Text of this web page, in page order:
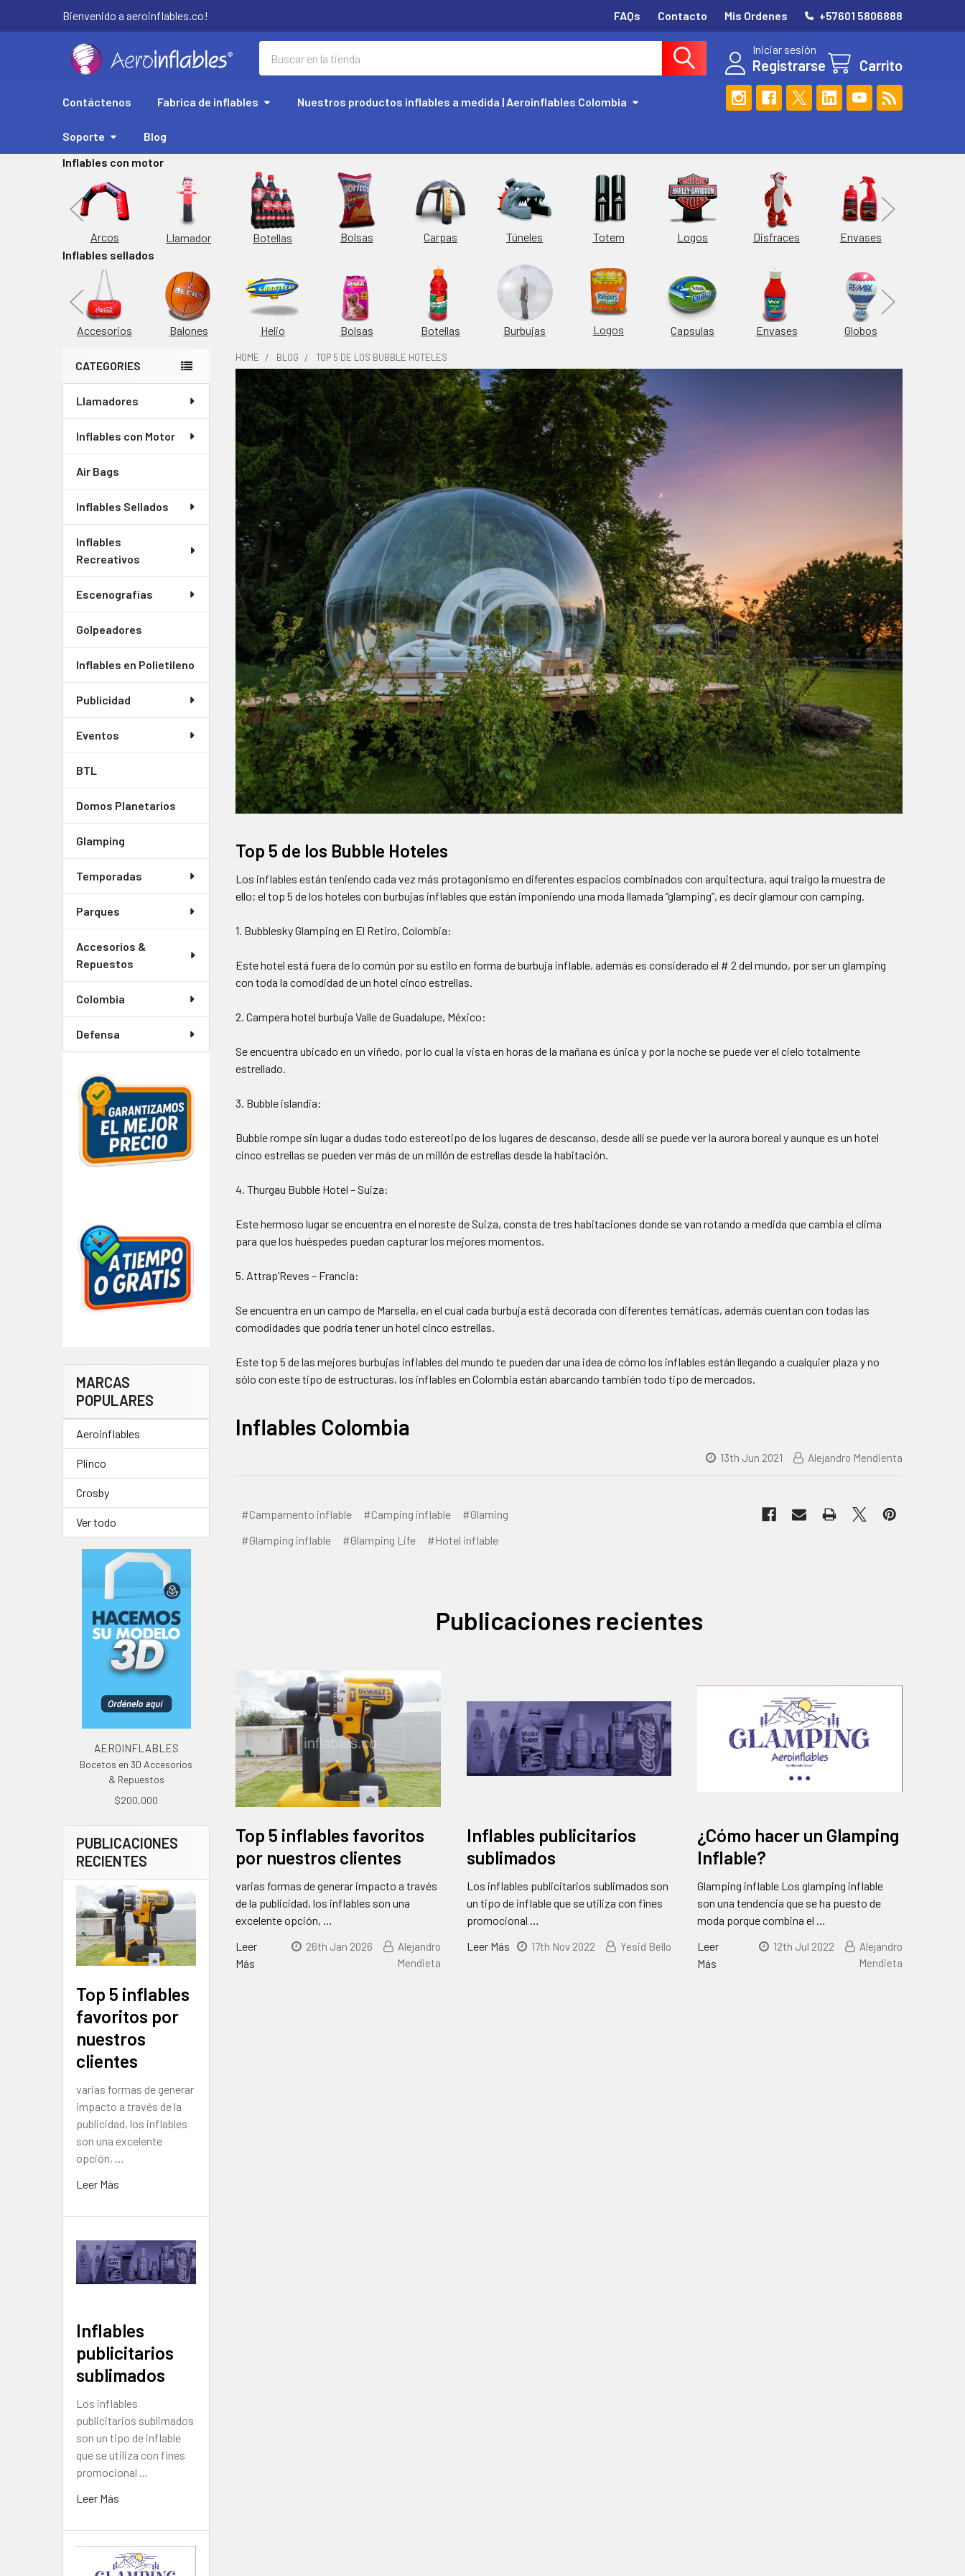
Bienvenido a aeroinflables.co! FAQs Contacto Mis Ordenes +57601 5806888
Iniciar sesión
Registrarse Carrito
Contáctenos Fabrica de inflables Nuestros productos inflables a medida | Aeroinflables Colombia
Soporte
Blog
Inflables con motor
Arcos Llamador Botellas Bolsas Carpas Túneles Totem Logos Disfraces Envases
Inflables sellados
Accesorios Balones Helio Bolsas Botellas Burbujas Logos Capsulas Envases Globos
Barra
lateral
CATEGORIES
Llamadores
Inflables con Motor
Air Bags
Inflables Sellados
Inflables
Recreativos
Escenografías
Golpeadores
Inflables en Polietileno
Publicidad
Eventos
BTL
Domos Planetarios
Glamping
Temporadas
Parques
Accesorios &
Repuestos
Colombia
Defensa
MARCAS
POPULARES
Aeroinflables
Plinco
Crosby
Ver todo
AEROINFLABLES
Bocetos en 3D Accesorios
& Repuestos
$200,000
PUBLICACIONES
RECIENTES
Top 5 inflables
favoritos por
nuestros
clientes
varias formas de generar
impacto a través de la
publicidad, los inflables
son una excelente
opción, …
Leer Más
Inflables
publicitarios
sublimados
Los inflables
publicitarios sublimados
son un tipo de inflable
que se utiliza con fines
promocional …
Leer Más
HOME BLOG TOP 5 DE LOS BUBBLE HOTELES
Top 5 de los Bubble Hoteles
Los inflables están teniendo cada vez más protagonismo en diferentes espacios combinados con arquitectura, aquí traigo la muestra de
ello; el top 5 de los hoteles con burbujas inflables que están imponiendo una moda llamada “glamping”, es decir glamour con camping.
1. Bubblesky Glamping en El Retiro, Colombia:
Este hotel está fuera de lo común por su estilo en forma de burbuja inflable, además es considerado el # 2 del mundo, por ser un glamping
con toda la comodidad de un hotel cinco estrellas.
2. Campera hotel burbuja Valle de Guadalupe, México:
Se encuentra ubicado en un viñedo, por lo cual la vista en horas de la mañana es única y por la noche se puede ver el cielo totalmente
estrellado.
3. Bubble islandia:
Bubble rompe sin lugar a dudas todo estereotipo de los lugares de descanso, desde allí se puede ver la aurora boreal y aunque es un hotel
cinco estrellas se pueden ver más de un millón de estrellas desde la habitación.
4. Thurgau Bubble Hotel – Suiza:
Este hermoso lugar se encuentra en el noreste de Suiza, consta de tres habitaciones donde se van rotando a medida que cambia el clima
para que los huéspedes puedan capturar los mejores momentos.
5. Attrap’Reves – Francia:
Se encuentra en un campo de Marsella, en el cual cada burbuja está decorada con diferentes temáticas, además cuentan con todas las
comodidades que podría tener un hotel cinco estrellas.
Este top 5 de las mejores burbujas inflables del mundo te pueden dar una idea de cómo los inflables están llegando a cualquier plaza y no
sólo con este tipo de estructuras, los inflables en Colombia están abarcando también todo tipo de mercados.
Inflables Colombia
13th Jun 2021 Alejandro Mendienta
#Campamento inflable #Camping inflable
#Glaming
#Glamping inflable
#Glamping Life #Hotel inflable
Publicaciones recientes
Top 5 inflables favoritos
por nuestros clientes
varias formas de generar impacto a través
de la publicidad, los inflables son una
excelente opción, …
Leer
Más
26th Jan 2026
Alejandro
Mendieta
Inflables publicitarios
sublimados
Los inflables publicitarios sublimados son
un tipo de inflable que se utiliza con fines
promocional …
Leer Más
17th Nov 2022 Yesid Bello
¿Cómo hacer un Glamping
Inflable?
Glamping inflable Los glamping inflable
son una tendencia que se ha puesto de
moda porque combina el …
Leer
Más
12th Jul 2022
Alejandro
Mendieta